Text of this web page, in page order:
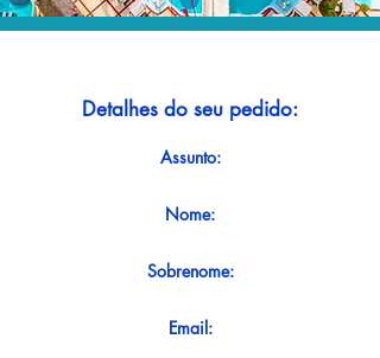
Detalhes do seu pedido:
Assunto:
Nome:
Sobrenome:
Email: